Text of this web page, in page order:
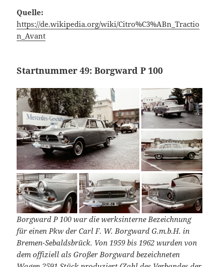
Quelle:
https://de.wikipedia.org/wiki/Citro%C3%ABn_Tractio
n_Avant
Startnummer 49: Borgward P 100
Borgward P 100 war die werksinterne Bezeichnung
für einen Pkw der Carl F. W. Borgward G.m.b.H. in
Bremen-Sebaldsbrück. Von 1959 bis 1962 wurden von
dem offiziell als Großer Borgward bezeichneten